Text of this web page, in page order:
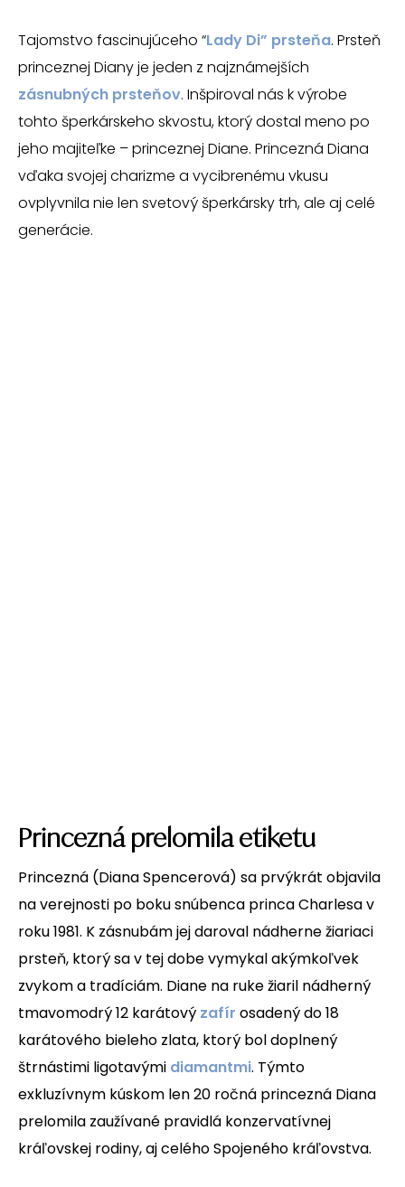
Tajomstvo fascinujúceho “Lady Di” prsteňa. Prsteň
princeznej Diany je jeden z najznámejších
zásnubných prsteňov. Inšpiroval nás k výrobe
tohto šperkárskeho skvostu, ktorý dostal meno po
jeho majiteľke – princeznej Diane. Princezná Diana
vďaka svojej charizme a vycibrenému vkusu
ovplyvnila nie len svetový šperkársky trh, ale aj celé
generácie.
Princezná prelomila etiketu
Princezná (Diana Spencerová) sa prvýkrát objavila
na verejnosti po boku snúbenca princa Charlesa v
roku 1981. K zásnubám jej daroval nádherne žiariaci
prsteň, ktorý sa v tej dobe vymykal akýmkoľvek
zvykom a tradíciám. Diane na ruke žiaril nádherný
tmavomodrý 12 karátový zafír osadený do 18
karátového bieleho zlata, ktorý bol doplnený
štrnástimi ligotavými diamantmi. Týmto
exkluzívnym kúskom len 20 ročná princezná Diana
prelomila zaužívané pravidlá konzervatívnej
kráľovskej rodiny, aj celého Spojeného kráľovstva.